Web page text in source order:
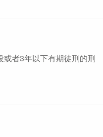
者3年以下有期徒刑的刑